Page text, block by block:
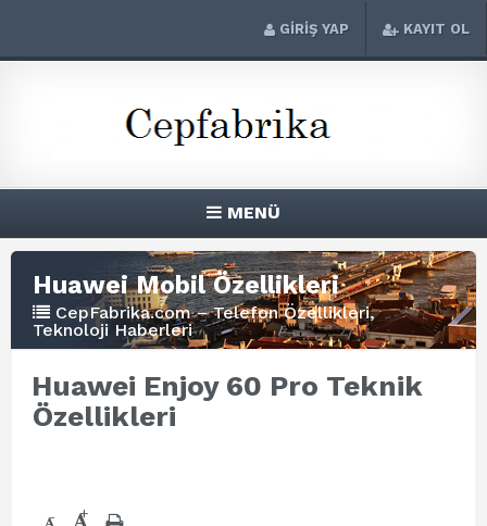
GİRİŞ YAP KAYIT OL
MENÜ
Huawei Mobil Özellikleri
CepFabrika.com – Telefon Özellikleri,
Teknoloji Haberleri
Huawei Enjoy 60 Pro Teknik
Özellikleri
- +